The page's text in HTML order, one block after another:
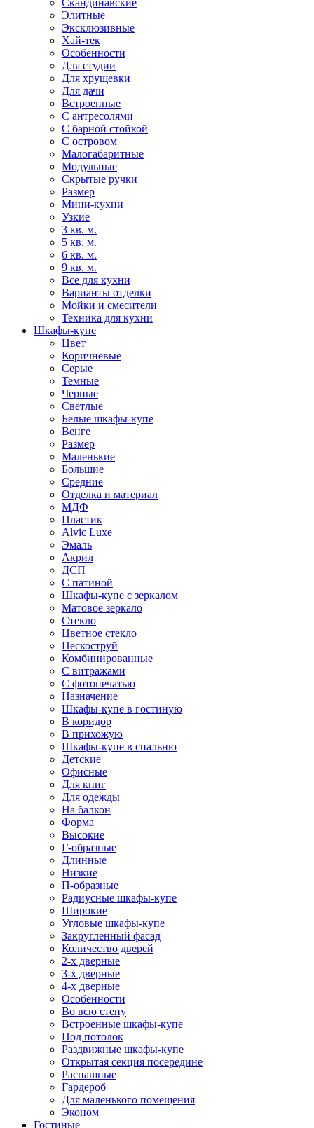
Скандинавские
Элитные
Эксклюзивные
Хай-тек
Особенности
Для студии
Для хрущевки
Для дачи
Встроенные
С антресолями
С барной стойкой
С островом
Малогабаритные
Модульные
Скрытые ручки
Размер
Мини-кухни
Узкие
3 кв. м.
5 кв. м.
6 кв. м.
9 кв. м.
Все для кухни
Варианты отделки
Мойки и смесители
Техника для кухни
Шкафы-купе
Цвет
Коричневые
Серые
Темные
Черные
Светлые
Белые шкафы-купе
Венге
Размер
Маленькие
Большие
Средние
Отделка и материал
МДФ
Пластик
Alvic Luxe
Эмаль
Акрил
ДСП
С патиной
Шкафы-купе с зеркалом
Матовое зеркало
Стекло
Цветное стекло
Пескоструй
Комбинированные
С витражами
С фотопечатью
Назначение
Шкафы-купе в гостиную
В коридор
В прихожую
Шкафы-купе в спальню
Детские
Офисные
Для книг
Для одежды
На балкон
Форма
Высокие
Г-образные
Длинные
Низкие
П-образные
Радиусные шкафы-купе
Широкие
Угловые шкафы-купе
Закругленный фасад
Количество дверей
2-х дверные
3-х дверные
4-х дверные
Особенности
Во всю стену
Встроенные шкафы-купе
Под потолок
Раздвижные шкафы-купе
Открытая секция посередине
Распашные
Гардероб
Для маленького помещения
Эконом
Гостиные